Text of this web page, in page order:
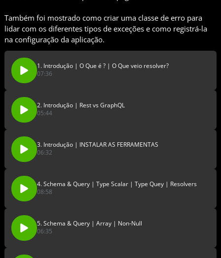
Também foi mostrado como criar uma classe de erro para
lidar com os diferentes tipos de exceções e como registrá-la
na configuração da aplicação.
1. Introdução | O Que é ? | O Que veio resolver?
07:36
2. Introdução | Rest vs GraphQL
05:44
3. Introdução | INSTALAR AS FERRAMENTAS
06:32
4. Schema & Query | Type Scalar | Type Quey | Resolvers
08:58
5. Schema & Query | Array | Non-Null
06:35